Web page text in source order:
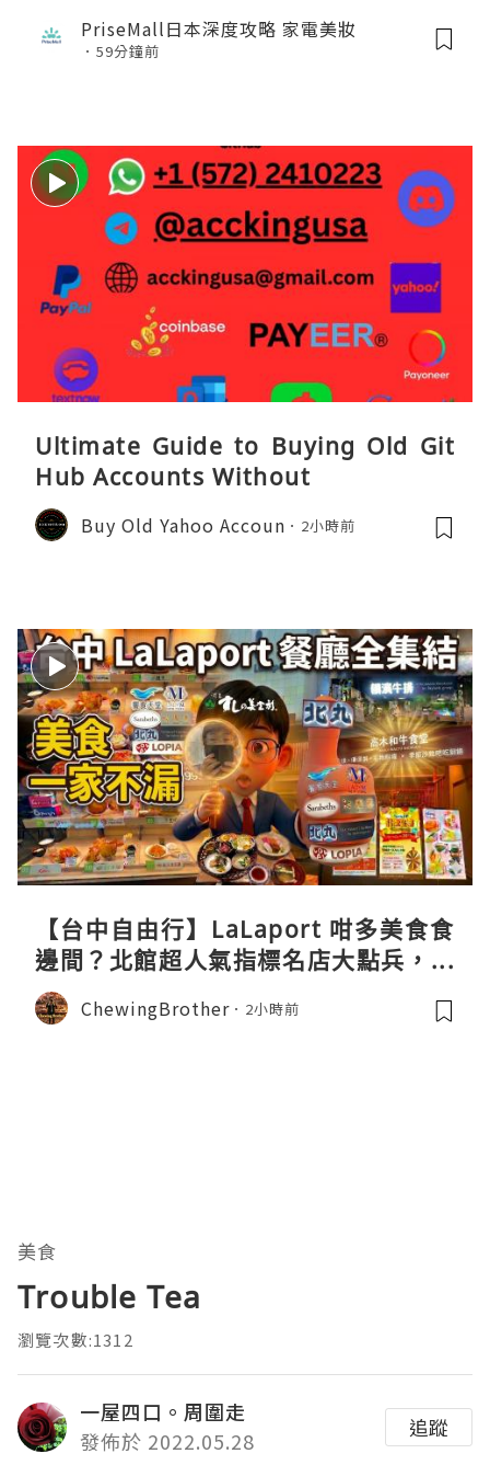
PriseMall日本深度攻略 家電美妝
59分鐘前
Ultimate Guide to Buying Old Git
Hub Accounts Without
Buy Old Yahoo Accoun 2小時前
【台中自由行】LaLaport 咁多美食食
邊間？北館超人氣指標名店大點兵，深
度實測日本直送「北丸」職人料理與南
館 LOPIA 超市神級熟食區！
ChewingBrother 2小時前
美食
Trouble Tea
瀏覽次數:1312
一屋四口。周圍走
發佈於 2022.05.28
追蹤